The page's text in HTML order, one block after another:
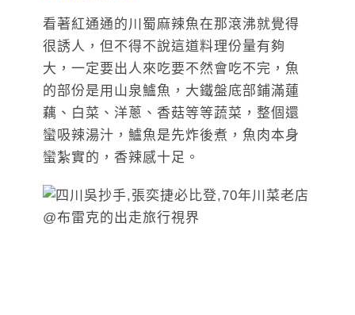
看著紅通通的川蜀麻辣魚在那滾沸就覺得
很誘人，但不得不說這道料理份量有夠
大，一定要出人來吃要不然會吃不完，魚
的部份是用山泉鱸魚，大鐵盤底部鋪滿蓮
藕、白菜、洋蔥、香菇等等蔬菜，整個還
蠻吸辣湯汁，鱸魚是先炸後煮，魚肉本身
蠻紮實的，香辣感十足。